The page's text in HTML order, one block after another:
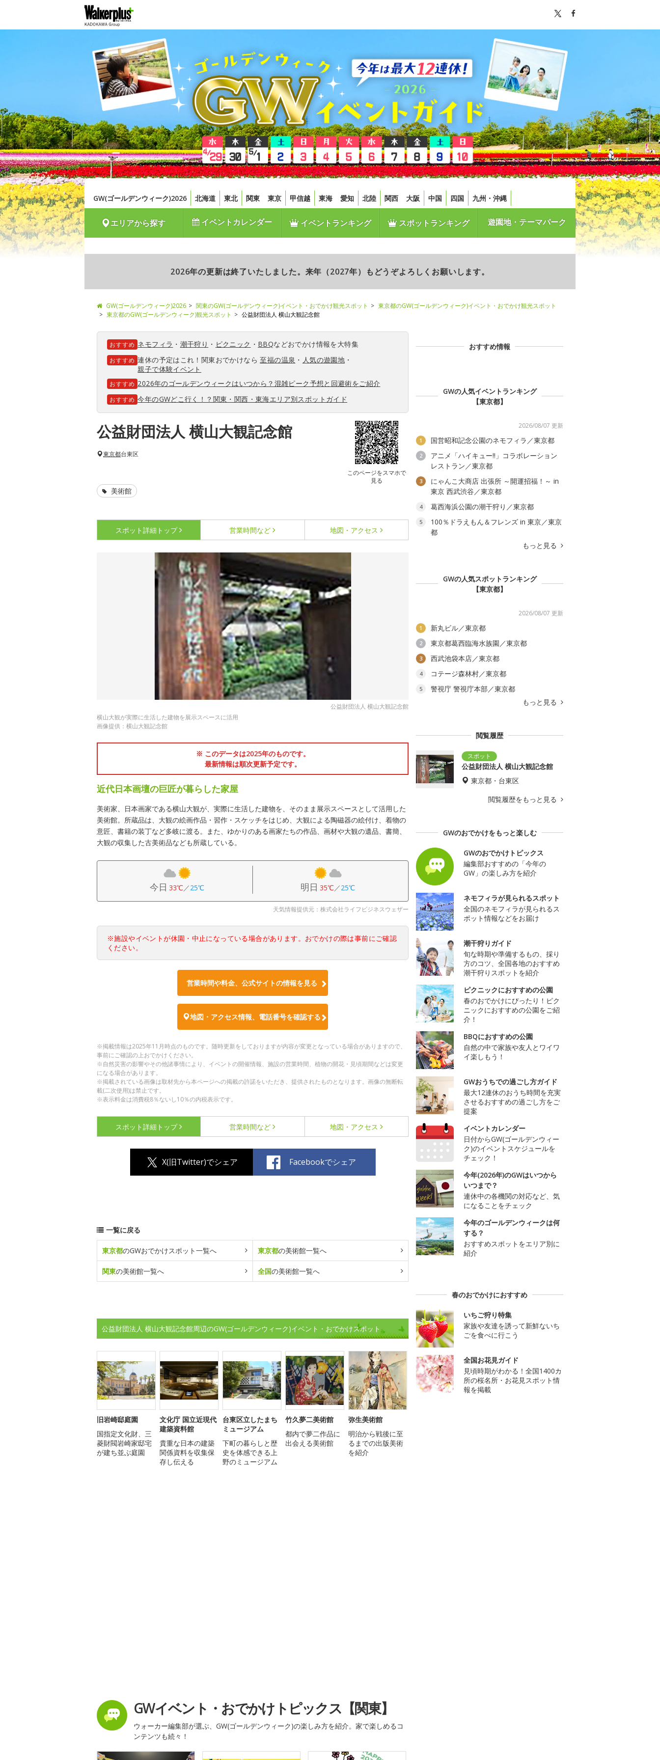
GW(ゴールデンウィーク)2026 北海道 東北 関東 東京 甲信越 東海 愛知 北陸 関西 大阪 中国 四国 九州・沖縄
エリアから探す イベントカレンダー イベントランキング スポットランキング 遊園地・テーマパーク
2026年の更新は終了いたしました。来年（2027年）もどうぞよろしくお願いします。
GW(ゴールデンウィーク)2026 関東のGW(ゴールデンウィーク)イベント・おでかけ観光スポット
東京都のGW(ゴールデンウィーク)イベント・おでかけ観光スポット
東京都のGW(ゴールデンウィーク)観光スポット
公益財団法人 横山大観記念館
おすすめ ネモフィラ ・ 潮干狩り ・ ピクニック ・ BBQなどおでかけ情報を大特集
おすすめ 連休の予定はこれ！関東おでかけなら至福の温泉 ・ 人気の遊園地 ・
親子で体験イベント
おすすめ 2026年のゴールデンウィークはいつから？混雑ピーク予想と回避術をご紹介
おすすめ 今年のGWどこ行く！？関東・関西・東海エリア別スポットガイド
公益財団法人 横山大観記念館
このページをスマホで
見る
東京都台東区
美術館
スポット詳細 トップ 営業時間など 地図・アクセス
公益財団法人 横山大観記念館
横山大観が実際に生活した建物を展示スペースに活用
画像提供：横山大観記念館
※ このデータは2025年のものです。
最新情報は順次更新予定です。
近代日本画壇の巨匠が暮らした家屋
美術家、日本画家である横山大観が、実際に生活した建物を、そのまま展示スペースとして活用した
美術館。所蔵品は、大観の絵画作品・習作・スケッチをはじめ、大観による陶磁器の絵付け、着物の
意匠、書籍の装丁など多岐に渡る。また、ゆかりのある画家たちの作品、画材や大観の遺品、書簡、
大観の収集した古美術品なども所蔵している。
今日 33℃／25℃ 明日 35℃／25℃
天気情報提供元：株式会社ライフビジネスウェザー
※施設やイベントが休園・中止になっている場合があります。おでかけの際は事前にご確認
ください。
営業時間や料金、公式サイトの情報を見る
地図・アクセス情報、電話番号を確認する
※掲載情報は2025年11月時点のものです。随時更新をしておりますが内容が変更となっている場合がありますので、
事前にご確認の上おでかけください。
※自然災害の影響やその他諸事情により、イベントの開催情報、施設の営業時間、植物の開花・見頃期間などは変更
になる場合があります。
※掲載されている画像は取材先から本ページへの掲載の許諾をいただき、提供されたものとなります。画像の無断転
載(二次使用)は禁止です。
※表示料金は消費税8％ないし10％の内税表示です。
スポット詳細 トップ 営業時間など 地図・アクセス
X(旧Twitter)でシェア Facebookでシェア
一覧に戻る
東京都のGWおでかけスポット一覧へ 東京都の美術館一覧へ
関東の美術館一覧へ 全国の美術館一覧へ
公益財団法人 横山大観記念館周辺のGW(ゴールデンウィーク)イベント・おでかけスポット
旧岩崎邸庭園
国指定文化財、三
菱財閥岩崎家邸宅
が建ち並ぶ庭園
文化庁 国立近現代
建築資料館
貴重な日本の建築
関係資料を収集保
存し伝える
台東区立したまち
ミュージアム
下町の暮らしと歴
史を体感できる上
野のミュージアム
竹久夢二美術館
都内で夢二作品に
出会える美術館
弥生美術館
明治から戦後に至
るまでの出版美術
を紹介
GWイベント・おでかけトピックス【関東】
ウォーカー編集部が選ぶ、GW(ゴールデンウィーク)の楽しみ方を紹介。家で楽しめるコ
ンテンツも続々！
おすすめ情報
GWの人気イベントランキング
【東京都】
2026/08/07 更新
1 国営昭和記念公園のネモフィラ／東京都
2
アニメ「ハイキュー!!」コラボレーション
レストラン／東京都
3
にゃんこ大商店 出張所 ～開運招福！～ in
東京 西武渋谷／東京都
4 葛西海浜公園の潮干狩り／東京都
5
100％ドラえもん＆フレンズ in 東京／東京
都
もっと見る
GWの人気スポットランキング
【東京都】
2026/08/07 更新
1 新丸ビル／東京都
2 東京都葛西臨海水族園／東京都
3 西武池袋本店／東京都
4 コテージ森林村／東京都
5
警視庁 警視庁本部／東京都
もっと見る
閲覧履歴
公益財団法人 横山大観記念館
東京都・台東区
閲覧履歴をもっと見る
GWのおでかけをもっと楽しむ
GWのおでかけトピックス
編集部おすすめの「今年の
GW」の楽しみ方を紹介
ネモフィラが見られるスポット
全国のネモフィラが見られるス
ポット情報などをお届け
潮干狩りガイド
旬な時期や準備するもの、採り
方のコツ、全国各地のおすすめ
潮干狩りスポットを紹介
ピクニックにおすすめの公園
春のおでかけにぴったり！ピク
ニックにおすすめの公園をご紹
介！
BBQにおすすめの公園
自然の中で家族や友人とワイワ
イ楽しもう！
GWおうちでの過ごし方ガイド
最大12連休のおうち時間を充実
させるおすすめの過ごし方をご
提案
イベントカレンダー
日付からGW(ゴールデンウィー
ク)のイベントスケジュールを
チェック！
今年(2026年)のGWはいつから
いつまで？
連休中の各機関の対応など、気
になることをチェック
今年のゴールデンウィークは何
する？
おすすめスポットをエリア別に
紹介
春のおでかけにおすすめ
いちご狩り特集
家族や友達を誘って新鮮ないち
ごを食べに行こう
全国お花見ガイド
見頃時期がわかる！全国1400カ
所の桜名所・お花見スポット情
報を掲載